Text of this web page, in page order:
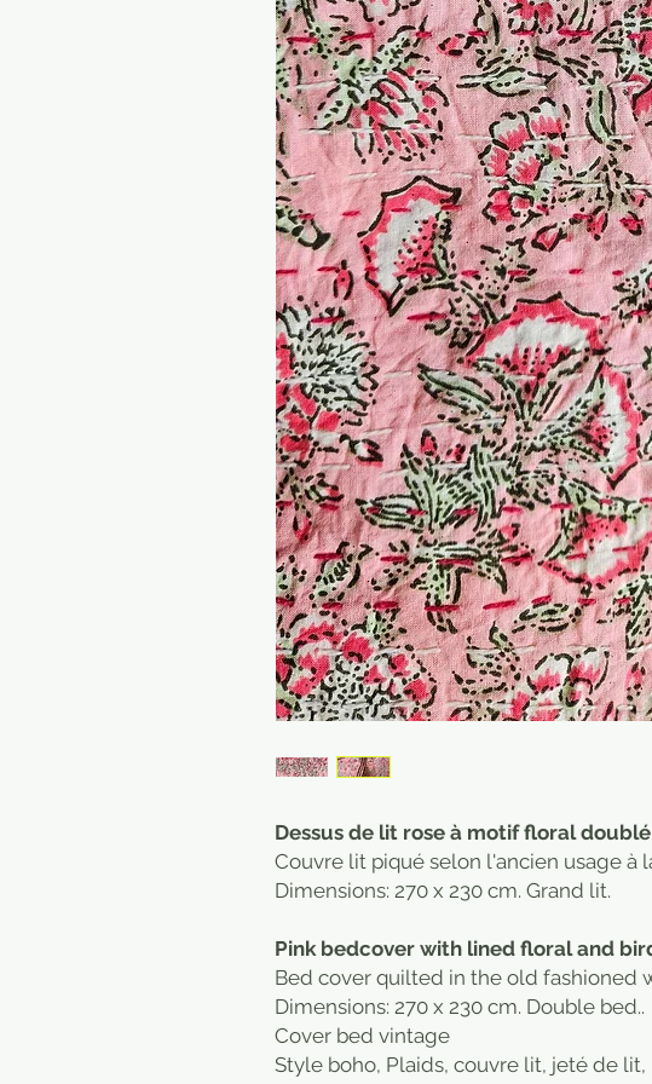
Dessus de lit rose à motif floral
Couvre lit piqué selon l'ancien usage à
Dimensions: 270 x 230 cm. Grand lit.
Pink bedcover with lined floral and
Bed cover quilted in the old fashioned
Dimensions: 270 x 230 cm. Double bed..
Cover bed vintage
Style boho, Plaids, couvre lit, jeté de